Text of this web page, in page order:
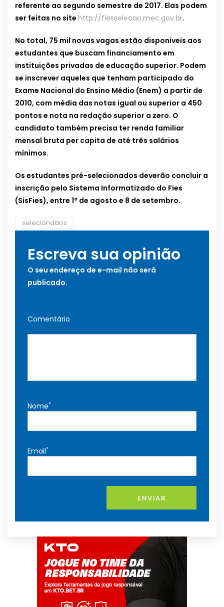
referente ao segundo semestre de 2017. Elas podem
ser feitas no site http://fiesselecao.mec.gov.br.
No total, 75 mil novas vagas estão disponíveis aos
estudantes que buscam financiamento em
instituições privadas de educação superior. Podem
se inscrever aqueles que tenham participado do
Exame Nacional do Ensino Médio (Enem) a partir de
2010, com média das notas igual ou superior a 450
pontos e nota na redação superior a zero. O
candidato também precisa ter renda familiar
mensal bruta per capita de até três salários
mínimos.
Os estudantes pré-selecionados deverão concluir a
inscrição pelo Sistema Informatizado do Fies
(SisFies), entre 1º de agosto e 8 de setembro.
selecionados
Escreva sua opinião
O seu endereço de e-mail não será
publicado.
Comentário
Nome*
Email*
ENVIAR